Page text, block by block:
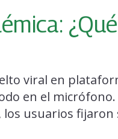
viral en
en el
usuarios fijaron